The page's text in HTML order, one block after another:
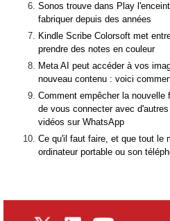
Sonos trouve dans Play
fabriquer depuis des années
Kindle Scribe Colorsoft met
prendre des notes en couleur
Meta AI peut accéder à vos
nouveau contenu : voici
Comment empêcher la nouvelle
de vous connecter avec
vidéos sur WhatsApp
Ce qu'il faut faire, et que tout le
ordinateur portable ou son